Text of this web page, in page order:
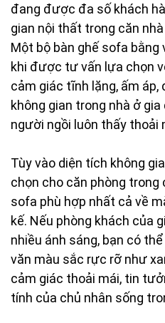
đang được đa số khách
gian nội thất trong căn
Một bộ bàn ghế sofa bằng
khi được tư vấn lựa chọn
cảm giác tĩnh lặng, ấm áp,
không gian trong nhà ở
người ngồi luôn thấy thoải
Tùy vào diện tích không
chọn cho căn phòng trong
sofa phù hợp nhất cả về
kế. Nếu phòng khách của
nhiều ánh sáng, bạn có
văn màu sắc rực rỡ như
cảm giác thoải mái, tin
tính của chủ nhân sống